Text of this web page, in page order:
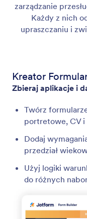
zarządzanie
Każdy z nich
upraszczaniu i
Kreator
Zbieraj aplikacje i
Twórz
portretowe, CV i
Dodaj
przedział
Użyj logiki
do różnych